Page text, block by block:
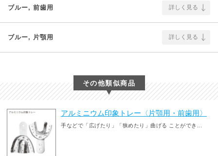
ブルー, 前歯用 詳しく見る
ブルー, 片顎用 詳しく見る
その他類似商品
アルミニウム印象トレー〈片顎用・前歯用〉
手などで「広げたり」「狭めたり」曲げる ことができ...